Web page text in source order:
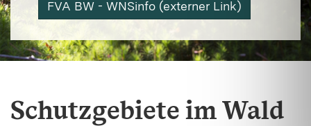
FVA BW - WNSinfo (externer Link)
Schutzgebiete im Wald